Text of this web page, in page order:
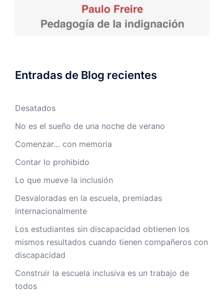
Entradas de Blog recientes
Desatados
No es el sueño de una noche de verano
Comenzar… con memoria
Contar lo prohibido
Lo que mueve la inclusión
Desvaloradas en la escuela, premiadas
internacionalmente
Los estudiantes sin discapacidad obtienen los
mismos resultados cuando tienen compañeros con
discapacidad
Construir la escuela inclusiva es un trabajo de
todos